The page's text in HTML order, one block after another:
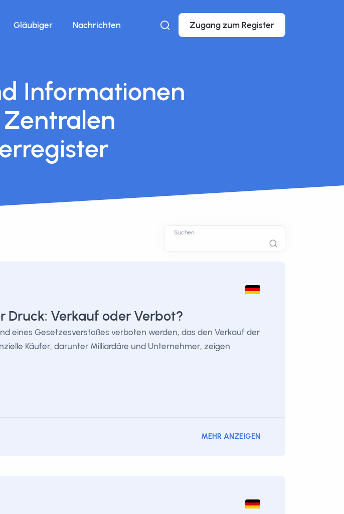
Gläubiger Nachrichten Zugang zum Register
Informationen
Suchen
Druck: Verkauf oder Verbot?
eines Gesetzesverstoßes verboten werden, das den Verkauf der
Käufer, darunter Milliardäre und Unternehmer, zeigen
MEHR ANZEIGEN